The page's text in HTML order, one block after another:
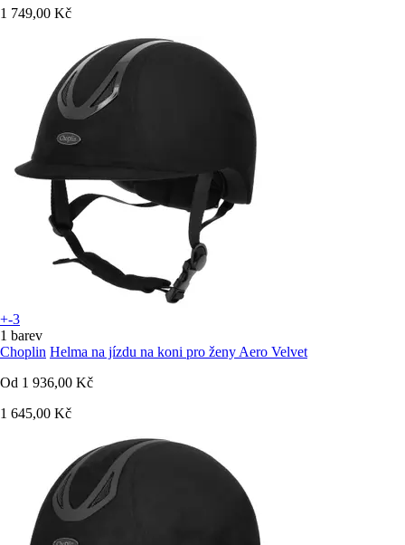
1 749,00 Kč
+-3
1 barev
Choplin Helma na jízdu na koni pro ženy Aero Velvet
Od 1 936,00 Kč
1 645,00 Kč